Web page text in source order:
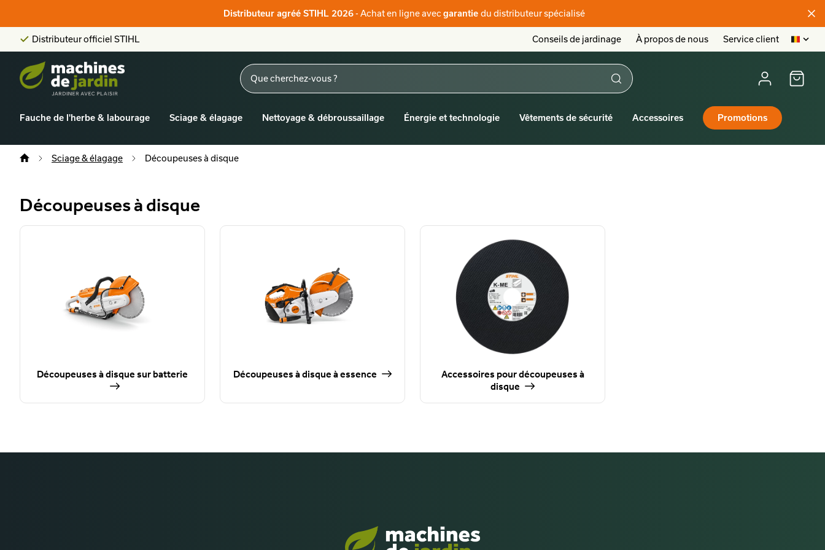
Distributeur agréé STIHL 2026- Achat en ligne avec garantie du distributeur spécialisé
Distributeur officiel STIHL
Score client:9,6/10 Conseils de jardinage À propos de nous Service client
Fauche de l'herbe & labourage Sciage & élagage Nettoyage & débroussaillage Énergie et technologie Vêtements de sécurité Accessoires Promotions
Sciage & élagage Découpeuses à disque
Découpeuses à disque
Découpeuses à disque sur batterie Découpeuses à disque à essence
Accessoires pour découpeuses à
disque